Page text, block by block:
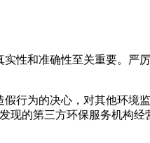
性和准确性至关重要。严
行为的决心，对其他环境
现的第三方环保服务机构经